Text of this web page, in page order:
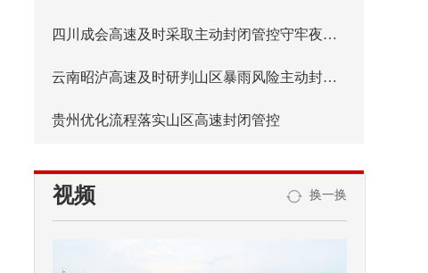
四川成会高速及时采取主动封闭管控守牢夜间安全防线
云南昭泸高速及时研判山区暴雨风险主动封闭管控
贵州优化流程落实山区高速封闭管控
视频 换一换